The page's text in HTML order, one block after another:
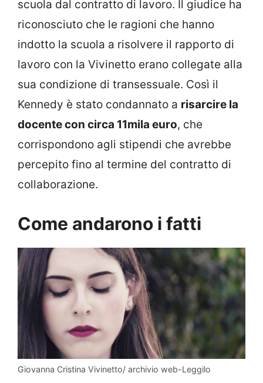
scuola dal contratto di lavoro. Il giudice ha
riconosciuto che le ragioni che hanno
indotto la scuola a risolvere il rapporto di
lavoro con la Vivinetto erano collegate alla
sua condizione di transessuale. Così il
Kennedy è stato condannato a risarcire la
docente con circa 11mila euro, che
corrispondono agli stipendi che avrebbe
percepito fino al termine del contratto di
collaborazione.
Come andarono i fatti
Giovanna Cristina Vivinetto/ archivio web-Leggilo